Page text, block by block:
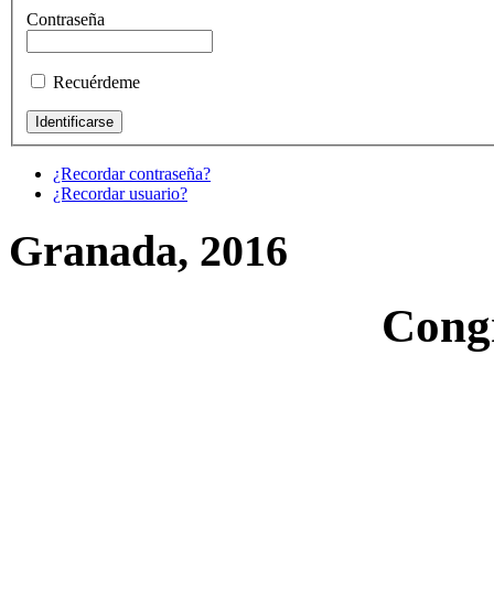
Contraseña
Recuérdeme
¿Recordar contraseña?
¿Recordar usuario?
Granada, 2016